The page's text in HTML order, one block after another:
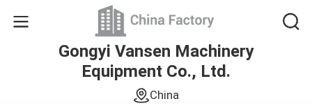
Gongyi Vansen Machinery
Equipment Co., Ltd.
China